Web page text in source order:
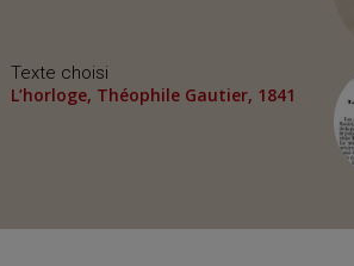
Texte choisi
L’horloge, Théophile Gautier, 1841